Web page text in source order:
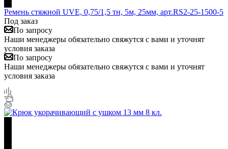
Ремень стяжной UVE, 0,75/1,5 тн, 5м, 25мм, арт.RS2-25-1500-5
Под заказ
По запросу
Наши менеджеры обязательно свяжутся с вами и уточнят
условия заказа
По запросу
Наши менеджеры обязательно свяжутся с вами и уточнят
условия заказа